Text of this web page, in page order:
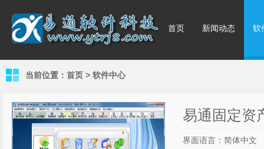
首页 新闻动态 软
当前位置： 首页 > 软件中心
易通固定资
界面语言：简体中文